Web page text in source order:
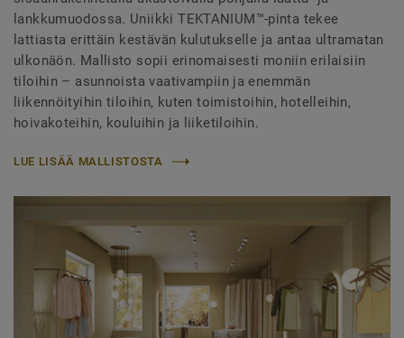
lankkumuodossa. Uniikki TEKTANIUM™-pinta tekee
lattiasta erittäin kestävän kulutukselle ja antaa ultramatan
ulkonäön. Mallisto sopii erinomaisesti moniin erilaisiin
tiloihin – asunnoista vaativampiin ja enemmän
liikennöityihin tiloihin, kuten toimistoihin, hotelleihin,
hoivakoteihin, kouluihin ja liiketiloihin.
LUE LISÄÄ MALLISTOSTA